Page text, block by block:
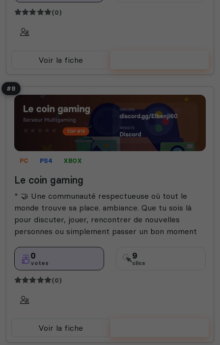
(0)
Voir la fiche
#8
PC PS4 XBOX
Le coin gaming
* 🤝 Une communauté respectueuse où tout le
monde trouve sa place. ambiance. Que tu sois là
pour discuter, jouer, rencontrer de nouvelles
personnes ou simplement passer un bon moment
0
votes
9
clics
(0)
Voir la fiche